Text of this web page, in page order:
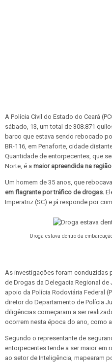
A Polícia Civil do Estado do Ceará
sábado, 13, um total de 308.871
barco que estava sendo rebocado
BR-116, em Penaforte, cidade
Quantidade de entorpecentes, que
Norte, é a maior apreendida na
Um homem de 35 anos, que
em flagrante por tráfico de drogas.
Imperatriz (SC) e já responde por
Droga estava dentro da
As investigações foram conduzidas
de Drogas da Delegacia Regional
apoio da Polícia Rodoviária Federal
diretor do Departamento de Polícia
diligências começaram a ser
ocorrem nesta época do ano, como
Segundo o representante de
entorpecentes tende a ser maior em
ao setor de Inteligência, mapearam